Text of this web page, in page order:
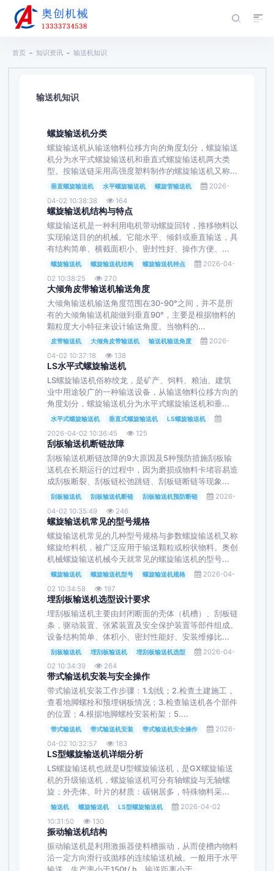
首页 知识资讯 输送机知识
输送机知识
螺旋输送机分类
螺旋输送机从输送物料位移方向的角度划分，螺旋输送
机分为水平式螺旋输送机和垂直式螺旋输送机两大类
型。按输送链采用高强度塑料制作的螺旋输送机又称...
垂直螺旋输送机 水平螺旋输送机 螺旋管输送机
2026-
04-02 10:38:38
164
螺旋输送机结构与特点
螺旋输送机是一种利用电机带动螺旋回转，推移物料以
实现输送目的的机械。它能水平、倾斜或垂直输送，具
有结构简单、横截面积小、密封性好、操作方便、...
螺旋输送机 螺旋输送机结构 螺旋输送机特点
2026-04-
02 10:38:25
270
大倾角皮带输送机输送角度
大倾角输送机输送角度范围在30-90°之间，并不是所
有的大倾角输送机能做到垂直90°，主要是根据物料的
颗粒度大小特征来设计输送角度。当物料的...
皮带输送机 大倾角皮带输送机 输送机输送角度
2026-
04-02 10:37:18
138
LS水平式螺旋输送机
LS螺旋输送机俗称绞龙，是矿产、饲料、粮油、建筑
业中用途较广的一种输送设备，从输送物料位移方向的
角度划分，螺旋输送机分为水平式螺旋输送机和垂...
水平式螺旋输送机 垂直式螺旋输送机 LS螺旋输送机
2026-04-02 10:36:45 125
刮板输送机断链故障
刮板输送机断链故障的9大原因及5种预防措施刮板输
送机在长期运行的过程中，因为磨损或物料卡堵容易造
成刮板断裂、刮板链松弛跳链、刮板链断链等现象...
刮板输送机 刮板输送机断链 刮板输送机预防断链
2026-
04-02 10:35:49
246
螺旋输送机常见的型号规格
螺旋输送机常见的几种型号规格与参数螺旋输送机又称
螺旋给料机，被广泛应用于输送颗粒或粉状物料。奥创
机械螺旋输送机械今天就常见的螺旋输送机的型号...
螺旋输送机 螺旋输送机型号 螺旋输送机规格
2026-04-
02 10:34:58
197
埋刮板输送机选型设计要求
埋刮板输送机主要由封闭断面的壳体（机槽）、刮板链
条，驱动装置、张紧装置及安全保护装置等部件组成。
设备结构简单、体积小、密封性能好、安装维修比...
刮板输送机 埋刮板输送机 埋刮板输送机选型
2026-04-
02 10:34:39
264
带式输送机安装与安全操作
带式输送机安装工作步骤：1.划线；2.检查土建施工，
查看地脚螺栓和预埋钢板情况；3.检查输送机各个部件
的位置；4.根据地脚螺栓安装桁架；5....
带式输送机 带式输送机安装 带式输送机安全操作
2026-
04-02 10:32:57
183
LS型螺旋输送机详细分析
LS螺旋输送机也就是U型螺旋输送机，是GX螺旋输送
机的升级输送机，螺旋输送机可分有轴螺旋与无轴螺
旋；外壳体、叶片的材质：碳钢居多，特殊物料采...
输送机 螺旋输送机 LS型螺旋输送机
2026-04-02
10:31:50
130
振动输送机结构
振动输送机是利用激振器使料槽振动，从而使槽内物料
沿一定方向滑行或抛移的连续输送机械。一般用于水平